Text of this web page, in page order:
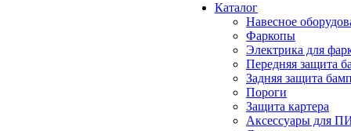
Каталог
Навесное
Фаркопы
Электрика для
Передняя защита
Задняя защита
Пороги
Защита картера
Аксессуары для